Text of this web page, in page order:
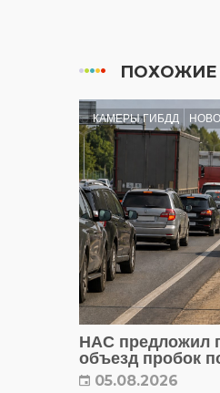
ПОХОЖИЕ
КАМЕРЫ ГИБДД
НАС предложил
объезд пробок
05.08.2026